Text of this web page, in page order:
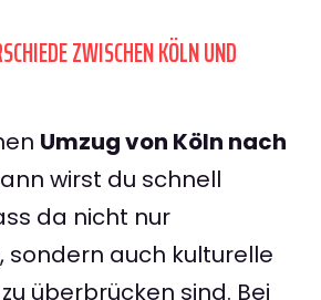
ZWISCHEN KÖLN UND
Umzug von Köln nach
wirst du schnell
da nicht nur
sondern auch kulturelle
überbrücken sind. Bei